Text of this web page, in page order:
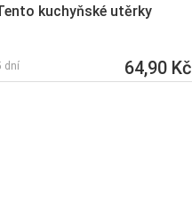
kuchyňské utěrky
dní 64,90 Kč